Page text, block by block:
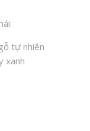
tự nhiên
xanh